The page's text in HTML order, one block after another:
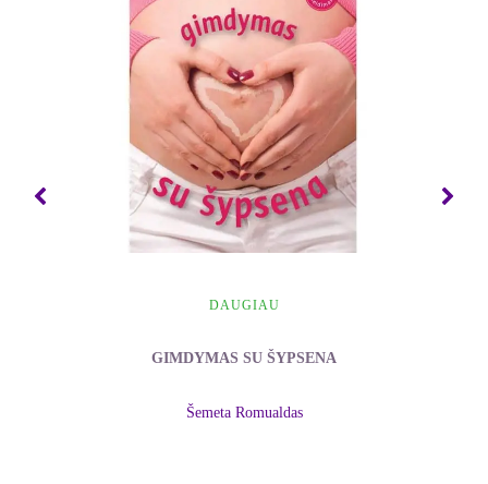
* daug lengviau pastosite;
* pradėsite sveikesnį vaiką;
* bus sveikesnė nėštumo eiga;
* lengviau gimdysite;
* sumažės rizika sveikatai įvairiame amžiuje.
Vaiko pradėjimas ir gimimas – tai naujo gyvenimo
romano pirmi puslapiai, pirmi žmogaus žingsniai
nesuskaičiuojamų galimybių pasaulyje. Kurdami
vaiką, iš esmės kuriame dar vieną save. Meilė ir
tęsinys to rūpesčio, kurį išreiškiame sau. Jeigu
pradėti nuo meilės ir rūpesčio dar iki kūdikio
DAUGIAU
GIMDYMAS SU ŠYPSENA
Šemeta Romualdas